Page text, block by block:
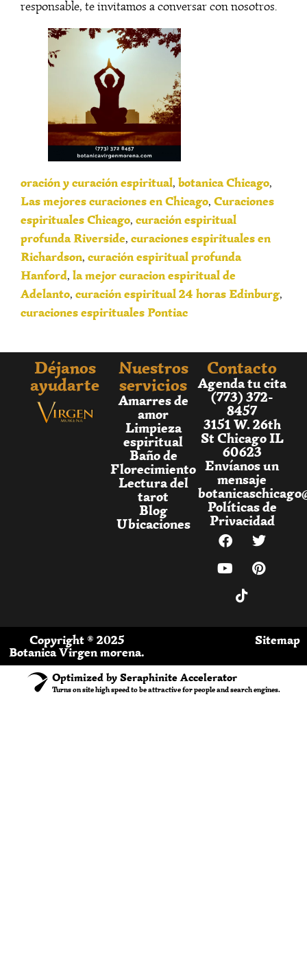
responsable, te invitamos a conversar con nosotros.
oración y curación espiritual, botanica Chicago,
Las mejores curaciones en Chicago, Curaciones
espirituales Chicago, curación espiritual
profunda Riverside, curaciones espirituales en
Richardson, curación espiritual profunda
Hanford, la mejor curacion espiritual de
Adelanto, curación espiritual 24 horas Edinburg,
curaciones espirituales Pontiac
Déjanos
ayudarte
Nuestros
servicios
Amarres de
amor
Limpieza
espiritual
Baño de
Florecimiento
Lectura del
tarot
Blog
Ubicaciones
Contacto
Agenda tu cita
(773) 372-
8457
3151 W. 26th
St Chicago IL
60623
Envíanos un
mensaje
Políticas de
Privacidad
Copyright ® 2025
Botanica Virgen morena.
Sitemap
Optimized by Seraphinite Accelerator
Turns on site high speed to be attractive for people and search engines.